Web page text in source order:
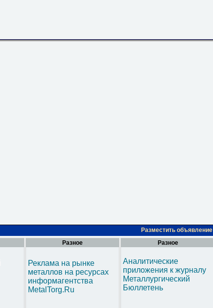
Разместить объявление
Разное
Реклама на рынке
металлов на ресурсах
информагентства
MetalTorg.Ru
Разное
Аналитические
приложения к журналу
Металлургический
Бюллетень